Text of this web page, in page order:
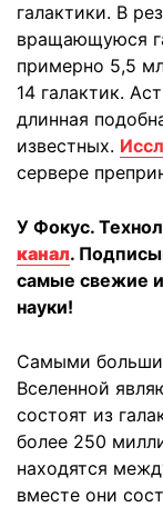
галактики. В
вращающуюся
примерно 5,5
14 галактик.
длинная
известных.
сервере
У Фокус.
канал.
самые свежие
науки!
Самыми
Вселенной
состоят из
более 250
находятся
вместе они